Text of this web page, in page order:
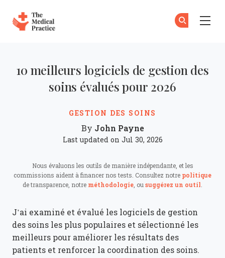
GESTION DES SOINS
10 meilleurs logiciels de gestion des
soins évalués pour 2026
By John Payne
Last updated on Jul 30, 2026
Nous évaluons les outils de manière indépendante, et les
commissions aident à financer nos tests. Consultez notre politique
de transparence, notre méthodologie , ou suggérez un outil
J’ai examiné et évalué les logiciels de gestion
des soins les plus populaires et sélectionné les
meilleurs pour améliorer les résultats des
patients et renforcer la coordination des soins.